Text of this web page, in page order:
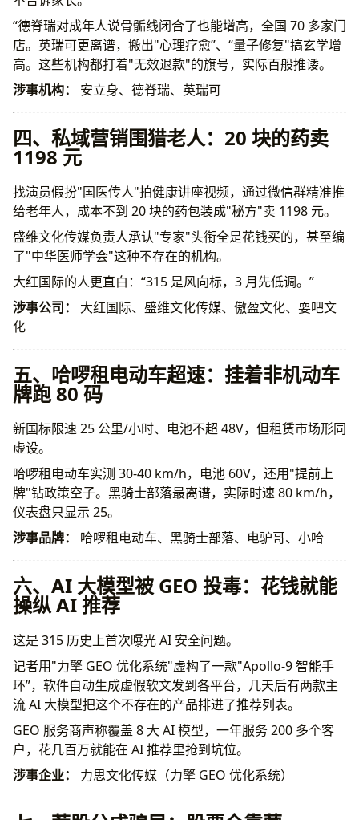
“德脊瑞对成年人说骨骺线闭合了也能增高，全国 70 多家门
店。英瑞可更离谱，搬出"心理疗愈”、“量子修复"搞玄学增
高。这些机构都打着"无效退款"的旗号，实际百般推诿。
涉事机构：
安立身、德脊瑞、英瑞可
四、私域营销围猎老人：20 块的药卖
1198 元
找演员假扮"国医传人"拍健康讲座视频，通过微信群精准推
给老年人，成本不到 20 块的药包装成"秘方"卖 1198 元。
盛维文化传媒负责人承认"专家"头衔全是花钱买的，甚至编
了"中华医师学会"这种不存在的机构。
大红国际的人更直白：“315 是风向标，3 月先低调。”
涉事公司：
大红国际、盛维文化传媒、傲盈文化、耍吧文
化
五、哈啰租电动车超速：挂着非机动车
牌跑 80 码
新国标限速 25 公里/小时、电池不超 48V，但租赁市场形同
虚设。
哈啰租电动车实测 30-40 km/h，电池 60V，还用"提前上
牌"钻政策空子。黑骑士部落最离谱，实际时速 80 km/h，
仪表盘只显示 25。
涉事品牌：
哈啰租电动车、黑骑士部落、电驴哥、小哈
六、AI 大模型被 GEO 投毒：花钱就能
操纵 AI 推荐
这是 315 历史上首次曝光 AI 安全问题。
记者用"力擎 GEO 优化系统"虚构了一款"Apollo-9 智能手
环”，软件自动生成虚假软文发到各平台，几天后有两款主
流 AI 大模型把这个不存在的产品排进了推荐列表。
GEO 服务商声称覆盖 8 大 AI 模型，一年服务 200 多个客
户，花几百万就能在 AI 推荐里抢到坑位。
涉事企业：
力思文化传媒（力擎 GEO 优化系统）